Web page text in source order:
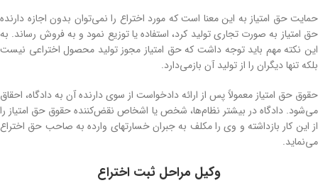
حمایت حق امتیاز به این معنا است که مورد اختراع را نمی‌توان بدون اجازه دارنده
حق امتیاز به صورت تجاری تولید کرد، استفاده یا توزیع نمود و به فروش رساند. به
این نکته مهم باید توجه داشت که حق امتیاز مجوز تولید محصول اختراعی نیست
بلکه تنها دیگران را از تولید آن بازمی‌دارد.
حقوق حق امتیاز معمولاً پس از ارائه دادخواست از سوی دارنده آن به دادگاه، احقاق
می‌شود. دادگاه در بیشتر نظام‌ها، شخص یا اشخاص نقض‌کننده حقوق حق امتیاز را
از این کار بازداشته و وی را مکلف به جبران خسارتهای وارده به صاحب حق اختراع
می‌نماید.
وکیل مراحل ثبت اختراع